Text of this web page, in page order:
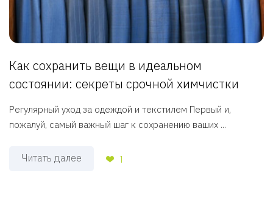
Как сохранить вещи в идеальном
состоянии: секреты срочной химчистки
Регулярный уход за одеждой и текстилем Первый и,
пожалуй, самый важный шаг к сохранению ваших ...
Читать далее 1